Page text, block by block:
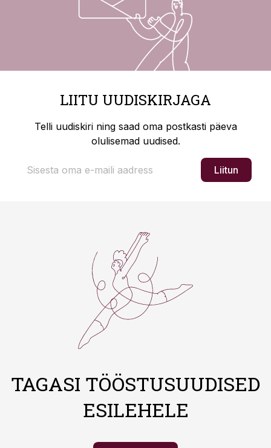
LIITU UUDISKIRJAGA
Telli uudiskiri ning saad oma postkasti päeva
olulisemad uudised.
Liitun
TAGASI TÖÖSTUSUUDISED
ESILEHELE